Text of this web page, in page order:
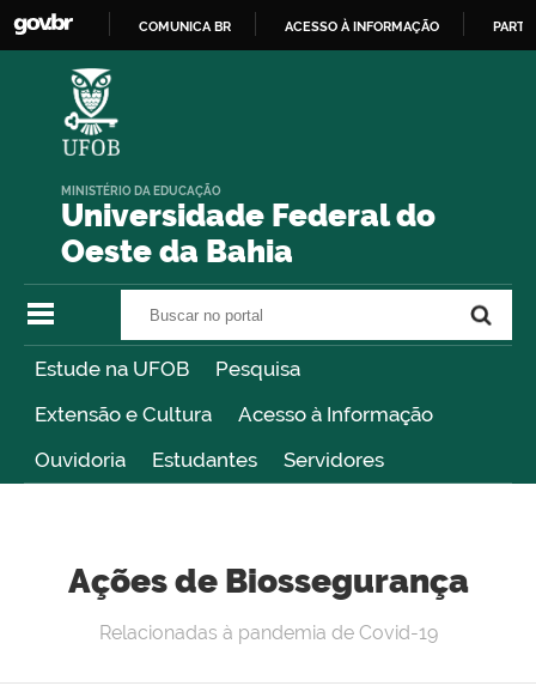
COMUNICA BR ACESSO À INFORMAÇÃO
Universidade Federal do
Oeste da Bahia
MINISTÉRIO DA EDUCAÇÃO
Estude na UFOB
Pesquisa
Extensão e Cultura
Acesso à Informação
Ouvidoria
Estudantes Servidores
Ações de Biossegurança
Relacionadas à pandemia de Covid-19